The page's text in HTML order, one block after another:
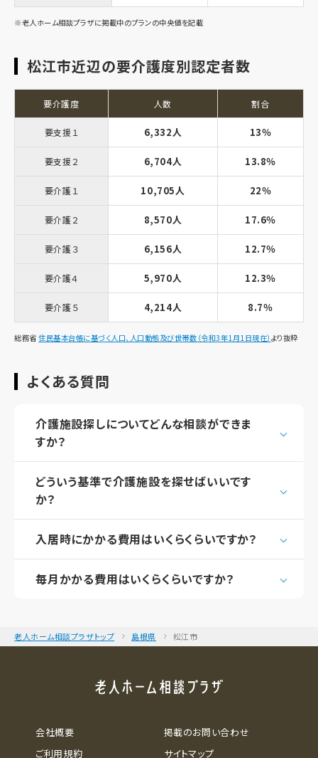
※老人ホーム相談プラザに掲載中のプランの中央値を記載
松江市近辺の要介護度別認定者数
要介護度 人数 割合
要支援１ 6,332人 13％
要支援２ 6,704人 13.8％
要介護１ 10,705人 22％
要介護２ 8,570人 17.6％
要介護３ 6,156人 12.7％
要介護４ 5,970人 12.3％
要介護５ 4,214人 8.7％
総務省住民基本台帳に基づく人口、人口動態及び世帯数（令和3年1月1日現在） より抜粋
よくある質問
介護施設探しについてどんな相談ができま
すか？
どういう基準で介護施設を探せばいいです
か？
入居時にかかる費用はいくらくらいですか？
毎月かかる費用はいくらくらいですか？
老人ホーム相談プラザトップ 島根県 松江市
会社概要
ご利用規約
掲載のお問い合わせ
サイトマップ